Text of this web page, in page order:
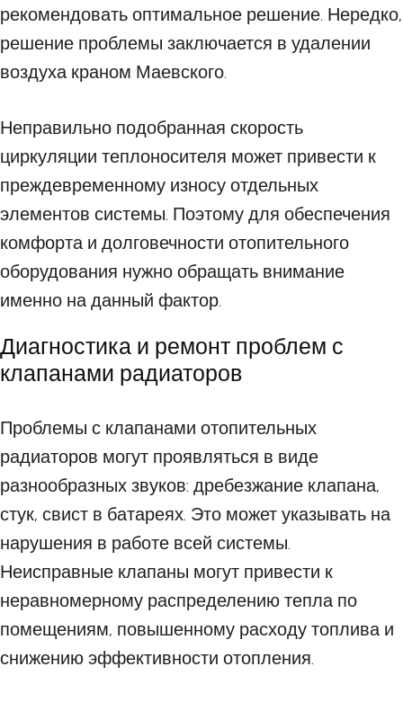
рекомендовать оптимальное решение. Нередко,
решение проблемы заключается в удалении
воздуха краном Маевского.
Неправильно подобранная скорость
циркуляции теплоносителя может привести к
преждевременному износу отдельных
элементов системы. Поэтому для обеспечения
комфорта и долговечности отопительного
оборудования нужно обращать внимание
именно на данный фактор.
Диагностика и ремонт проблем с
клапанами радиаторов
Проблемы с клапанами отопительных
радиаторов могут проявляться в виде
разнообразных звуков: дребезжание клапана,
стук, свист в батареях. Это может указывать на
нарушения в работе всей системы.
Неисправные клапаны могут привести к
неравномерному распределению тепла по
помещениям, повышенному расходу топлива и
снижению эффективности отопления.